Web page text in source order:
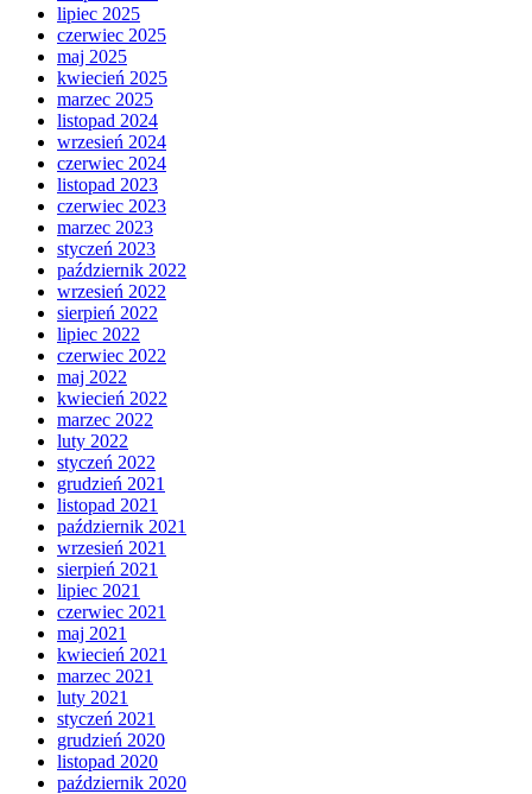
lipiec 2025
czerwiec 2025
maj 2025
kwiecień 2025
marzec 2025
listopad 2024
wrzesień 2024
czerwiec 2024
listopad 2023
czerwiec 2023
marzec 2023
styczeń 2023
październik 2022
wrzesień 2022
sierpień 2022
lipiec 2022
czerwiec 2022
maj 2022
kwiecień 2022
marzec 2022
luty 2022
styczeń 2022
grudzień 2021
listopad 2021
październik 2021
wrzesień 2021
sierpień 2021
lipiec 2021
czerwiec 2021
maj 2021
kwiecień 2021
marzec 2021
luty 2021
styczeń 2021
grudzień 2020
listopad 2020
październik 2020